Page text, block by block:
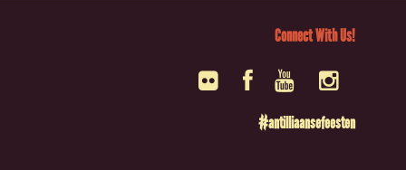
Connect With Us!
#antilliaansefeesten